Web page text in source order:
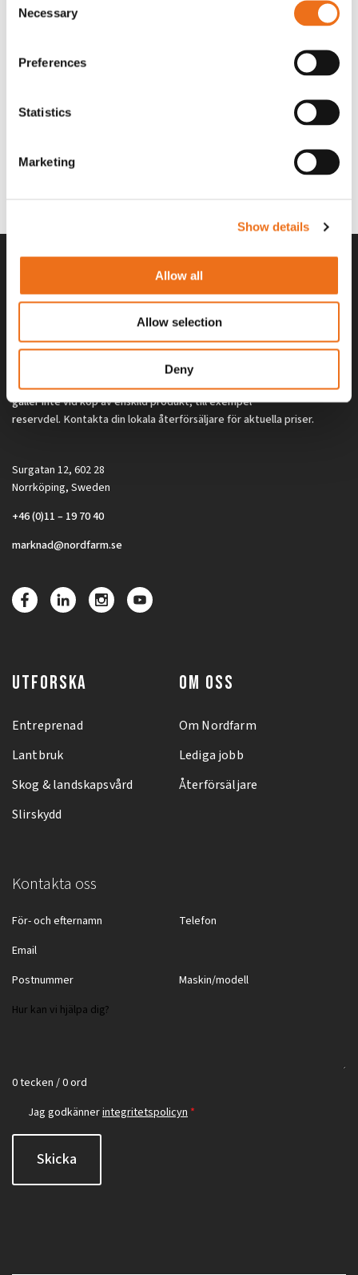
Selection
Necessary
Preferences
Statistics
Marketing
Show details
Allow all
Allow selection
Deny
Lägg till i varukorg
Rotor teeth 8t/6k 0Gr/8 R6/14
Alla priser på tillbehör och tillval gäller vid köp av ny maskin. Priserna
gäller inte vid köp av enskild produkt, till exempel
reservdel. Kontakta din lokala återförsäljare för aktuella priser.
Surgatan 12, 602 28
Norrköping, Sweden
+46 (0)11 – 19 70 40
marknad@nordfarm.se
UTFORSKA
Entreprenad
Lantbruk
Skog & landskapsvård
Slirskydd
OM OSS
Om Nordfarm
Lediga jobb
Återförsäljare
Kontakta oss
0 tecken / 0 ord
Jag godkännerintegritetspolicyn *
Skicka